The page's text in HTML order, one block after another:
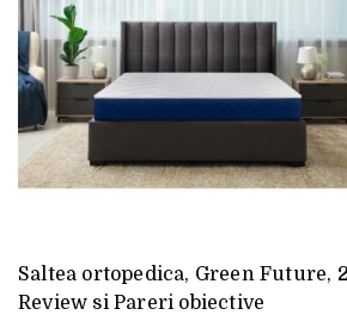
Saltea ortopedica, Green Future,
Review si Pareri obiective